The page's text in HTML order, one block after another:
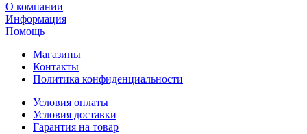
О компании
Информация
Помощь
Магазины
Контакты
Политика конфиденциальности
Условия оплаты
Условия доставки
Гарантия на товар